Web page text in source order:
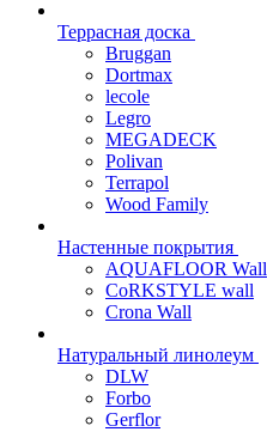
Террасная доска
Bruggan
Dortmax
lecole
Legro
MEGADECK
Polivan
Terrapol
Wood Family
Настенные покрытия
AQUAFLOOR Wall
CoRKSTYLE wall
Crona Wall
Натуральный линолеум
DLW
Forbo
Gerflor